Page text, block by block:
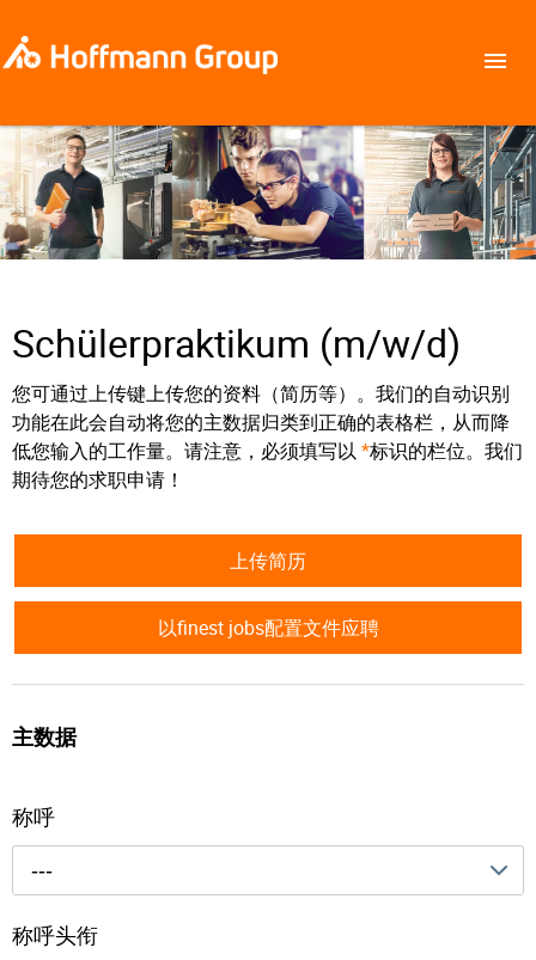
Schülerpraktikum (m/w/d)
您可通过上传键上传您的资料（简历等）。我们的自动识别
功能在此会自动将您的主数据归类到正确的表格栏，从而降
低您输入的工作量。请注意，必须填写以 *标识的栏位。我们
期待您的求职申请！
上传简历
以finest jobs配置文件应聘
主数据
称呼
---
称呼头衔